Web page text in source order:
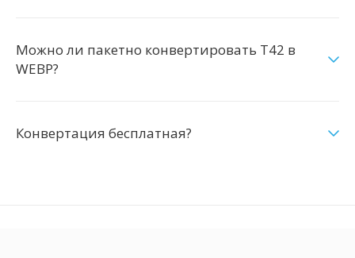
Можно ли пакетно конвертировать T42 в
WEBP?
Конвертация бесплатная?